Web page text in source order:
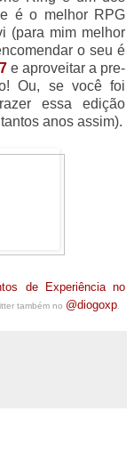
é o melhor RPG
(para mim melhor
o seu é
e aproveitar a pre-
Ou, se você foi
essa edição
anos assim).
de Experiência no
também no @diogoxp